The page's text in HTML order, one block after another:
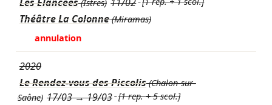
(Istres)
Théâtre La Colonne (Miramas)
annulation
2020
Le Rendez-vous des Piccolis(Chalon-sur-
Saône) 17/03→19/03 [1 rep. + 5 scol.]